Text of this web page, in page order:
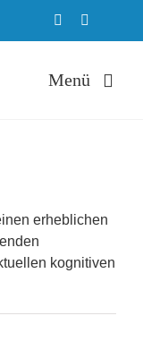
Menü
ADHS
Weiterbildung
erheblichen
kognitiven